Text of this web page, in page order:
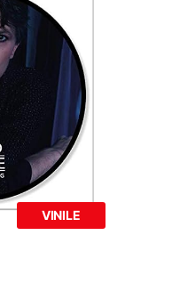
VINILE